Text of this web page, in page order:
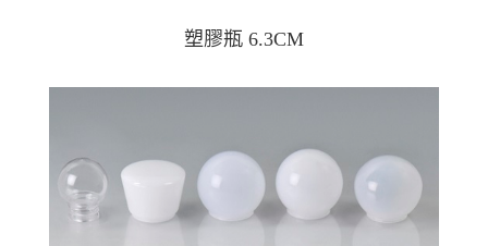
塑膠瓶 6.3CM